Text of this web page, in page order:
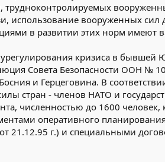
трудноконтролируемых
использование вооруженных
в развитии этих норм имеют
кризиса в бывшей
Совета Безопасности ООН №
и Герцеговина. В
стран - членов НАТО и
численностью до 1600
оперативного
21.12.95 г.) и специальными